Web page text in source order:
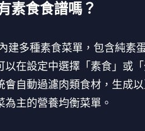
素食食譜嗎？
建多種素食菜單，包含純素
以在設定中選擇「素食」或
會自動過濾肉類食材，生成
主的營養均衡菜單。